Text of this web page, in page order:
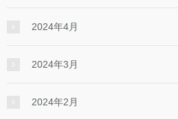
2024年4月
2024年3月
2024年2月